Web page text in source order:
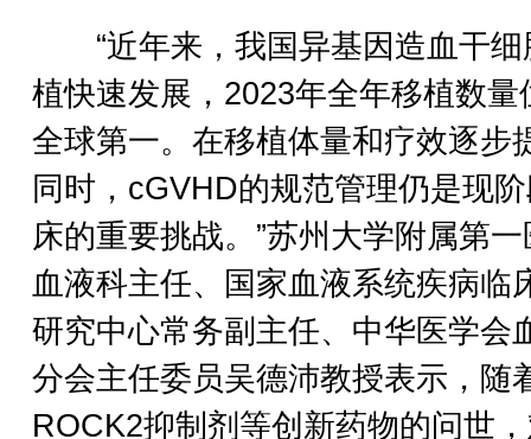
“近年来，我国异基因造血干细
植快速发展，2023年全年移植数量
全球第一。在移植体量和疗效逐步
同时，cGVHD的规范管理仍是现
床的重要挑战。”苏州大学附属第
血液科主任、国家血液系统疾病临
研究中心常务副主任、中华医学会
分会主任委员吴德沛教授表示，随
ROCK2抑制剂等创新药物的问世